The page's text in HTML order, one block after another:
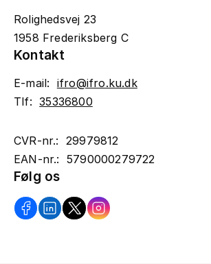
Rolighedsvej 23
1958 Frederiksberg C
Kontakt
E-mail: ifro@ifro.ku.dk
Tlf:35336800
CVR-nr.: 29979812
EAN-nr.: 5790000279722
Følg os